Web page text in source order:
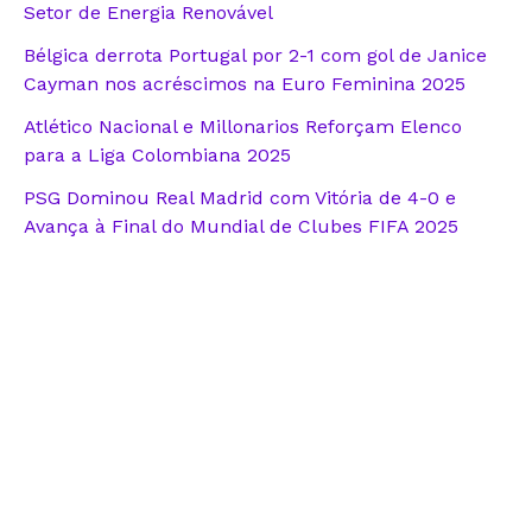
Setor de Energia Renovável
Bélgica derrota Portugal por 2-1 com gol de Janice
Cayman nos acréscimos na Euro Feminina 2025
Atlético Nacional e Millonarios Reforçam Elenco
para a Liga Colombiana 2025
PSG Dominou Real Madrid com Vitória de 4-0 e
Avança à Final do Mundial de Clubes FIFA 2025